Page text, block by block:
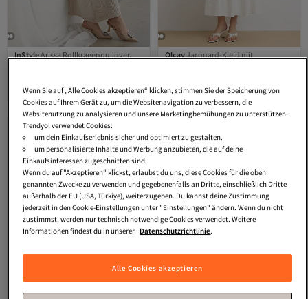
InStyleArissa Rollkragenpullover,
31,79€
OlcayJacquard-Kleid mit
133,
Wenn Sie auf „Alle Cookies akzeptieren“ klicken, stimmen Sie der Speicherung von
Cookies auf Ihrem Gerät zu, um die Websitenavigation zu verbessern, die
Websitenutzung zu analysieren und unsere Marketingbemühungen zu unterstützen.
Trendyol verwendet Cookies:
um dein Einkaufserlebnis sicher und optimiert zu gestalten.
um personalisierte Inhalte und Werbung anzubieten, die auf deine
Einkaufsinteressen zugeschnitten sind.
Wenn du auf "Akzeptieren" klickst, erlaubst du uns, diese Cookies für die oben
genannten Zwecke zu verwenden und gegebenenfalls an Dritte, einschließlich Dritte
außerhalb der EU (USA, Türkiye), weiterzugeben. Du kannst deine Zustimmung
jederzeit in den Cookie-Einstellungen unter "Einstellungen" ändern. Wenn du nicht
zustimmst, werden nur technisch notwendige Cookies verwendet. Weitere
Informationen findest du in unserer Datenschutzrichtlinie.
Alle Cookies akzeptieren